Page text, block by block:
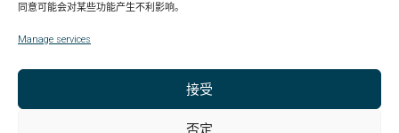
同意可能会对某些功能产生不利影响。
Manage services
接受
否定